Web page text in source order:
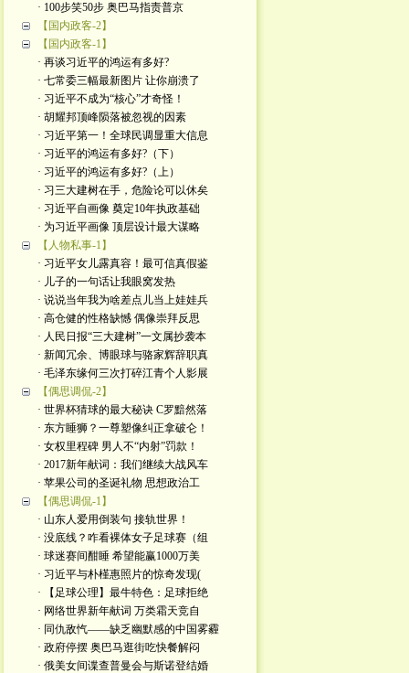
· 100步笑50步 奥巴马指责普京
【国内政客-2】
【国内政客-1】
· 再谈习近平的鸿运有多好?
· 七常委三幅最新图片 让你崩溃了
· 习近平不成为“核心”才奇怪！
· 胡耀邦顶峰陨落被忽视的因素
· 习近平第一！全球民调显重大信息
· 习近平的鸿运有多好?（下）
· 习近平的鸿运有多好?（上）
· 习三大建树在手，危险论可以休矣
· 习近平自画像 奠定10年执政基础
· 为习近平画像 顶层设计最大谋略
【人物私事-1】
· 习近平女儿露真容！最可信真假鉴
· 儿子的一句话让我眼窝发热
· 说说当年我为啥差点儿当上娃娃兵
· 高仓健的性格缺憾 偶像崇拜反思
· 人民日报“三大建树”一文属抄袭本
· 新闻冗余、博眼球与骆家辉辞职真
· 毛泽东缘何三次打碎江青个人影展
【偶思调侃-2】
· 世界杯猜球的最大秘诀 C罗黯然落
· 东方睡狮？一尊塑像纠正拿破仑！
· 女权里程碑 男人不“内射”罚款！
· 2017新年献词：我们继续大战风车
· 苹果公司的圣诞礼物 思想政治工
【偶思调侃-1】
· 山东人爱用倒装句 接轨世界！
· 没底线？咋看裸体女子足球赛（组
· 球迷赛间酣睡 希望能赢1000万美
· 习近平与朴槿惠照片的惊奇发现(
· 【足球公理】最牛特色：足球拒绝
· 网络世界新年献词 万类霜天竞自
· 同仇敌忾——缺乏幽默感的中国雾霾
· 政府停摆 奥巴马逛街吃快餐解闷
· 俄美女间谍查普曼会与斯诺登结婚